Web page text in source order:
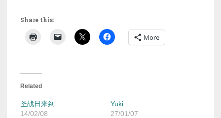
Share this:
More
Related
圣战日来到
14/02/08
Yuki
27/01/07